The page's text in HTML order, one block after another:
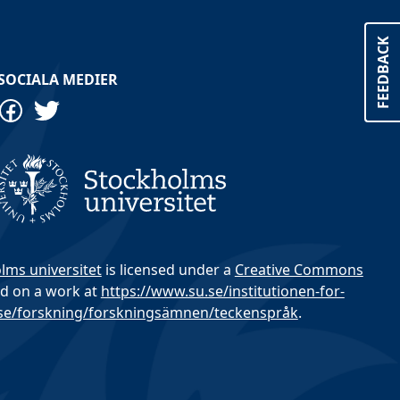
FEEDBACK
MEDIER
universitetis licensed under a Creative Commons
on a work at https://www.su.se/institutionen-for-
forskning/forskningsämnen/teckenspråk.